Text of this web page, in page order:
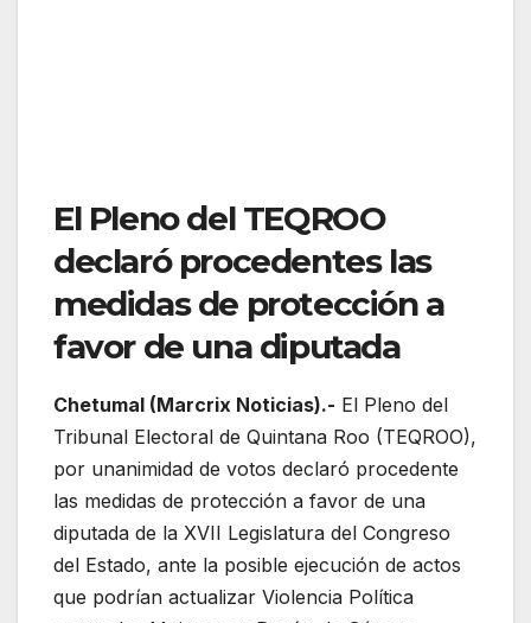
El Pleno del TEQROO
declaró procedentes las
medidas de protección a
favor de una diputada
Chetumal (Marcrix Noticias).- El Pleno del
Tribunal Electoral de Quintana Roo (TEQROO),
por unanimidad de votos declaró procedente
las medidas de protección a favor de una
diputada de la XVII Legislatura del Congreso
del Estado, ante la posible ejecución de actos
que podrían actualizar Violencia Política